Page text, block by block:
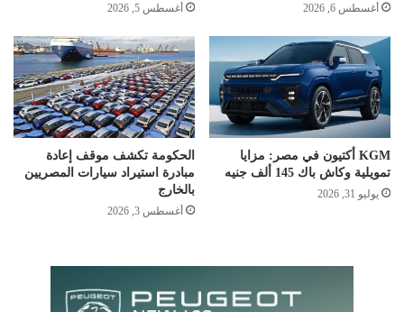
أغسطس 6, 2026 أغسطس 5, 2026
KGM أكتيون في مصر: مزايا
تمويلية وكاش باك 145 ألف جنيه
يوليو 31, 2026
الحكومة تكشف موقف إعادة
مبادرة استيراد سيارات المصريين
بالخارج
أغسطس 3, 2026